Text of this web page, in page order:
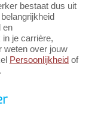
bestaat dus uit
en
je carrière,
weten over jouw
Persoonlijkheid of